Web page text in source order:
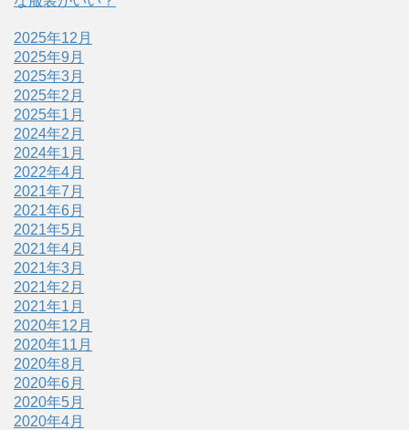
2025年12月
2025年9月
2025年3月
2025年2月
2025年1月
2024年2月
2024年1月
2022年4月
2021年7月
2021年6月
2021年5月
2021年4月
2021年3月
2021年2月
2021年1月
2020年12月
2020年11月
2020年8月
2020年6月
2020年5月
2020年4月